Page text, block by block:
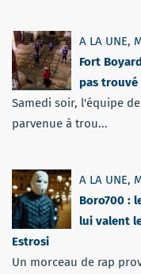
A LA UNE,
Fort
pas trouvé
Samedi soir, l'équipe
parvenue à trou...
A LA UNE,
Boro700 :
lui valent
Estrosi
Un morceau de rap